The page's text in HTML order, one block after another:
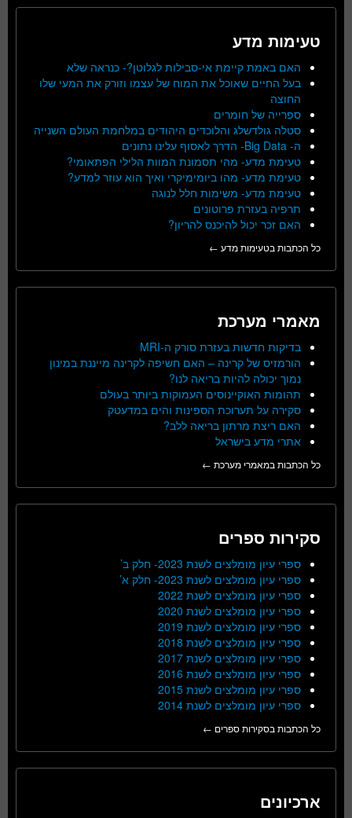
טעימות מדע
האם באמת קיימת אי-סבילות לגלוטן?- כנראה שלא
בעל החיים שאוכל את המוח של עצמו וזורק את המעי שלו
החוצה
ספרייה של חומרים
סטלה גולדשלג והלוכדים היהודים במלחמת העולם השנייה
ה- Big Data- הדרך לאסוף עלינו נתונים
טעימת מדע- מהי תסמונת המוות הלילי הפתאומי?
טעימת מדע- מהו ביומימיקרי ואיך הוא עוזר למדע?
טעימת מדע- משימות חלל לנוגה
תרפיה בעזרת פרוטונים
האם זכר יכול להיכנס להריון?
כל הכתבות בטעימות מדע ←
מאמרי מערכת
בדיקות חדשות בעזרת סורק ה-MRI
הורמזיס של קרינה – האם חשיפה לקרינה מייננת במינון
נמוך יכולה להיות בריאה לנו?
תהומות האוקיינוסים העמוקות ביותר בעולם
סקירה על תערוכת הספינות והים במדעטק
האם ריצת מרתון בריאה ללב?
אתרי מדע בישראל
כל הכתבות במאמרי מערכת ←
סקירות ספרים
ספרי עיון מומלצים לשנת 2023- חלק ב’
ספרי עיון מומלצים לשנת 2023- חלק א’
ספרי עיון מומלצים לשנת 2022
ספרי עיון מומלצים לשנת 2020
ספרי עיון מומלצים לשנת 2019
ספרי עיון מומלצים לשנת 2018
ספרי עיון מומלצים לשנת 2017
ספרי עיון מומלצים לשנת 2016
ספרי עיון מומלצים לשנת 2015
ספרי עיון מומלצים לשנת 2014
כל הכתבות בסקירות ספרים ←
ארכיונים